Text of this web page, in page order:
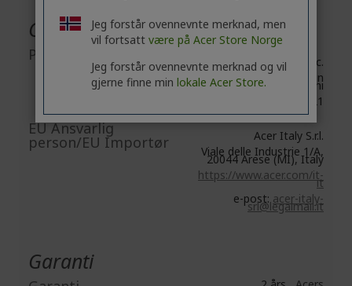
Generell produktsikkerhet
Produsentinformasjon
Acer Inc.
8F, No. 88, Section 1, Xin
Tai 5th Road, Xizhi
New Taipei City 221
EU Ansvarlig
person/EU Importør
Acer Italy S.r.l.
Viale delle Industrie 1/A,
20044 Arese (MI), Italy
https://www.acer.com/it-
it
e-post:acer-italy-
srl@legalmail.it
Garanti
Jeg forstår ovennevnte merknad, men
vil fortsatt være på Acer Store Norge
Jeg forstår ovennevnte merknad og vil
gjerne finne min lokale Acer Store.